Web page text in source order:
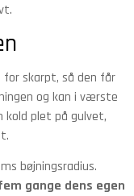
for skarpt, så den får
og kan i værste
kold plet på gulvet,
bøjningsradius.
gange dens egen